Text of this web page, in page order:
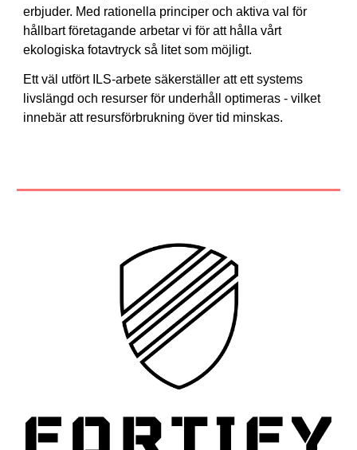
erbjuder. Med rationella principer och aktiva val för
hållbart företagande arbetar vi för att hålla vårt
ekologiska fotavtryck så litet som möjligt.
Ett väl utfört ILS-arbete säkerställer att ett systems
livslängd och resurser för underhåll optimeras - vilket
innebär att resursförbrukning över tid minskas.